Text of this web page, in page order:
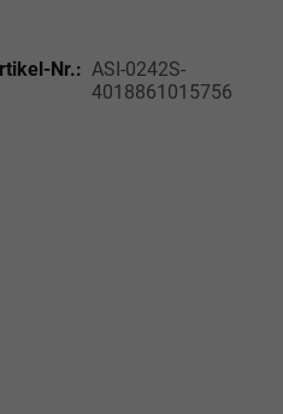
Nr.: ASI-0242S-
4018861015756